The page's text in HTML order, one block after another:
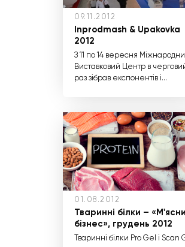
09.11.2012
Inprodmash & Upakovka
2012
З 11 по 14 вересня
Виставковий Центр в
раз зібрав експонентів і
постійним учасником якої є
«Торговий дім «Технологія
Трейд».
01.08.2012
Тваринні білки –
бізнес», грудень 2012
Тваринні білки Pro Gel і Scan